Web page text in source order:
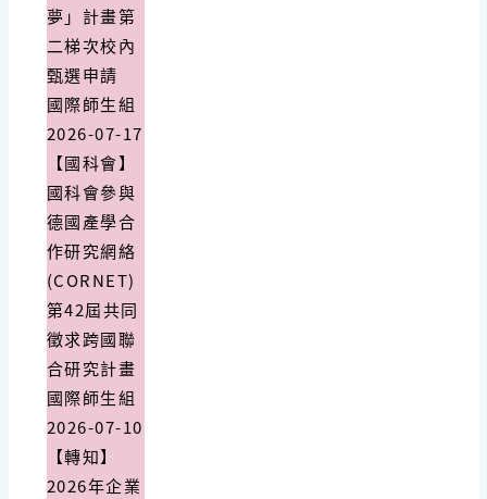
夢」計畫第
二梯次校內
甄選申請
國際師生組
2026-07-17
【國科會】
國科會參與
德國產學合
作研究網絡
(CORNET)
第42屆共同
徵求跨國聯
合研究計畫
國際師生組
2026-07-10
【轉知】
2026年企業